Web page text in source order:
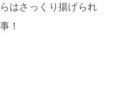
はさっくり揚げられ
！